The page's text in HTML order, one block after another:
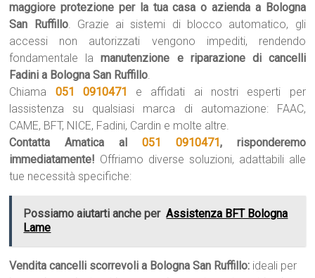
maggiore protezione per la tua casa o azienda a Bologna
San Ruffillo. Grazie ai sistemi di blocco automatico, gli
accessi non autorizzati vengono impediti, rendendo
fondamentale lamanutenzione e riparazione di cancelli
Fadini a Bologna San Ruffillo.
Chiama 051 0910471
e affidati ai nostri esperti per
lassistenza su qualsiasi marca di automazione: FAAC,
CAME, BFT, NICE, Fadini, Cardin e molte altre.
Contatta Amatica al 051 0910471, risponderemo
immediatamente! Offriamo diverse soluzioni, adattabili alle
tue necessità specifiche:
Possiamo aiutarti anche per Assistenza BFT Bologna
Lame
Vendita cancelli scorrevoli a Bologna San Ruffillo: ideali per